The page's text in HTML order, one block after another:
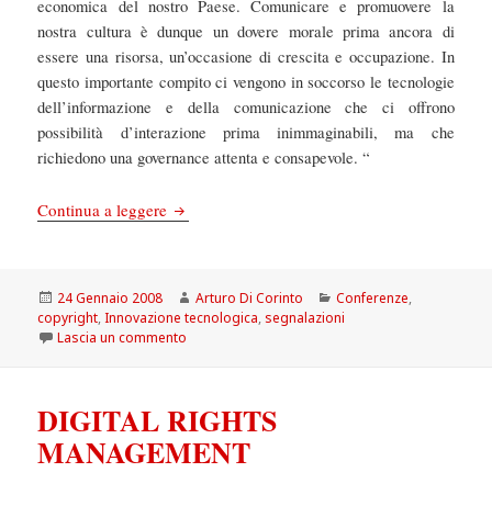
economica del nostro Paese. Comunicare e promuovere la
nostra cultura è dunque un dovere morale prima ancora di
essere una risorsa, un’occasione di crescita e occupazione. In
questo importante compito ci vengono in soccorso le tecnologie
dell’informazione e della comunicazione che ci offrono
possibilità d’interazione prima inimmaginabili, ma che
richiedono una governance attenta e consapevole. “
Continua a leggere Convegno: Cultura & Società
Scritto
il
24 Gennaio 2008 Autore
Arturo Di Corinto Categorie
Conferenze,
copyright,Innovazione tecnologica, segnalazioni
Lascia un commento
DIGITAL RIGHTS
MANAGEMENT